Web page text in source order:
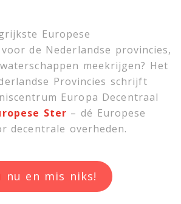
Europese
de Nederlandse provincies,
meekrijgen? Het
Provincies schrijft
Europa Decentraal
Ster – dé Europese
decentrale overheden.
nu en mis niks!